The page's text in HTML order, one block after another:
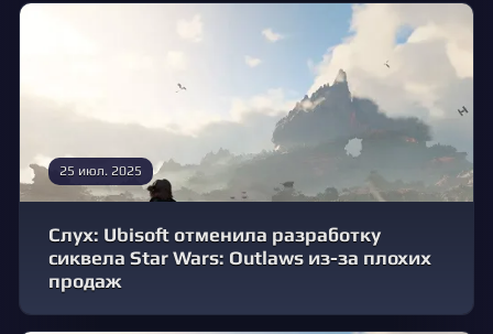
25 июл. 2025
Слух: Ubisoft отменила разработку
сиквела Star Wars: Outlaws из-за плохих
продаж